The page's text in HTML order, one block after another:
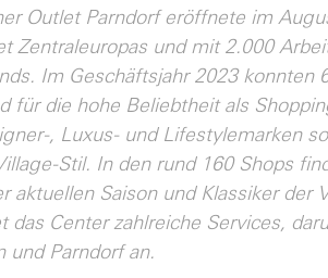
Outlet Parndorf eröffnete im
Zentraleuropas und mit 2.000
Im Geschäftsjahr 2023 konnten
für die hohe Beliebtheit als
, Luxus- und Lifestylemarken
Stil. In den rund 160 Shops
aktuellen Saison und Klassiker der
das Center zahlreiche Services,
und Parndorf an.